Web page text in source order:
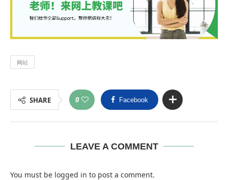
网站
SHARE 0 Facebook
LEAVE A COMMENT
You must be logged in to post a comment.